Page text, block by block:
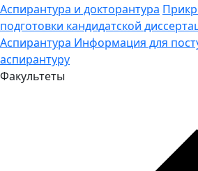
Аспирантура и докторантура
подготовки кандидатской
Аспирантура Информация для
аспирантуру
Факультеты